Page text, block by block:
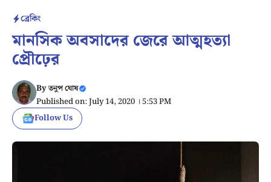
ব্রেকিং
মানসিক অবসাদের জেরে আত্মহত্যা
প্রৌঢ়ের
Byতনুপ ঘোষ
Published on: July 14, 2020 । 5:53 PM
Follow Us